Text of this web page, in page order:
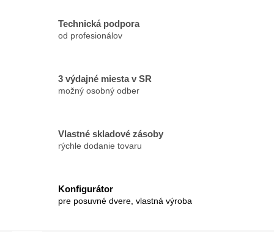
Technická podpora
od profesionálov
3 výdajné miesta v SR
možný osobný odber
Vlastné skladové zásoby
rýchle dodanie tovaru
Konfigurátor
pre posuvné dvere, vlastná výroba